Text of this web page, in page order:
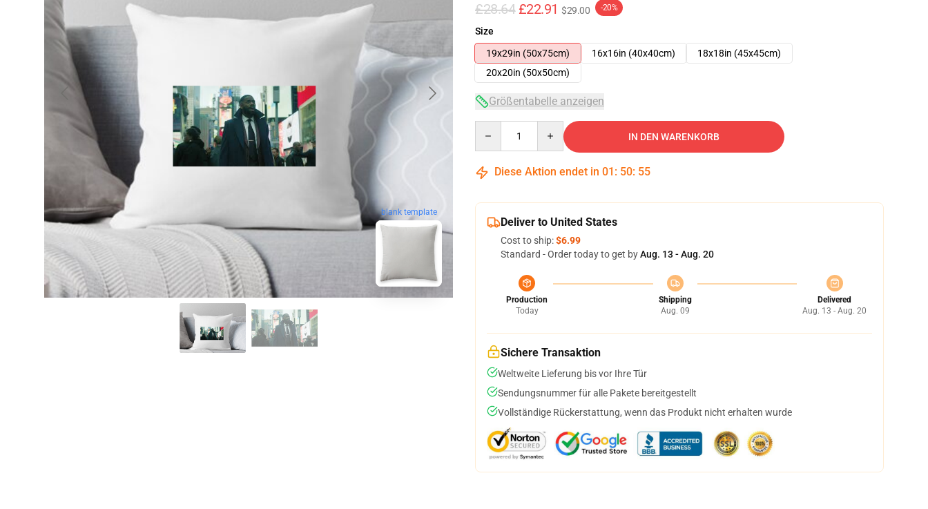
blank template
£28.64 £22.91 $29.00 -20%
Size
19x29in (50x75cm)
16x16in (40x40cm)
18x18in (45x45cm)
20x20in (50x50cm)
Größentabelle anzeigen
IN DEN WARENKORB
Diese Aktion endet in 01 : 50: 54
Deliver to United States
Cost to ship:$6.99
Standard - Order today to get byAug. 13 - Aug. 20
Production
Today
Shipping
Aug. 09
Delivered
Aug. 13 - Aug. 20
Sichere Transaktion
Weltweite Lieferung bis vor Ihre Tür
Sendungsnummer für alle Pakete bereitgestellt
Vollständige Rückerstattung, wenn das Produkt nicht erhalten wurde